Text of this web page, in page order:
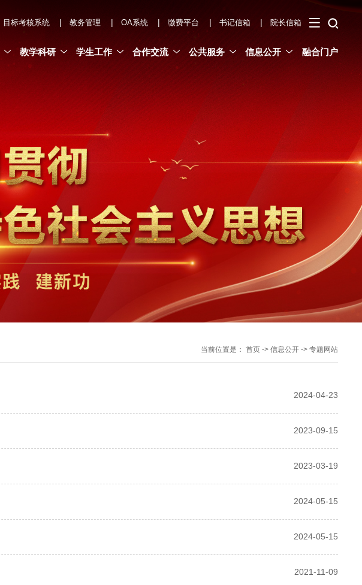
目标考核系统 | 教务管理 | OA系统 | 缴费平台 | 书记信箱 | 院长信箱
教学科研 学生工作 合作交流 公共服务 信息公开 融合门户
当前位置是： 首页-> 信息公开-> 专题网站
2024-04-23
2023-09-15
2023-03-19
2024-05-15
2024-05-15
2021-11-09